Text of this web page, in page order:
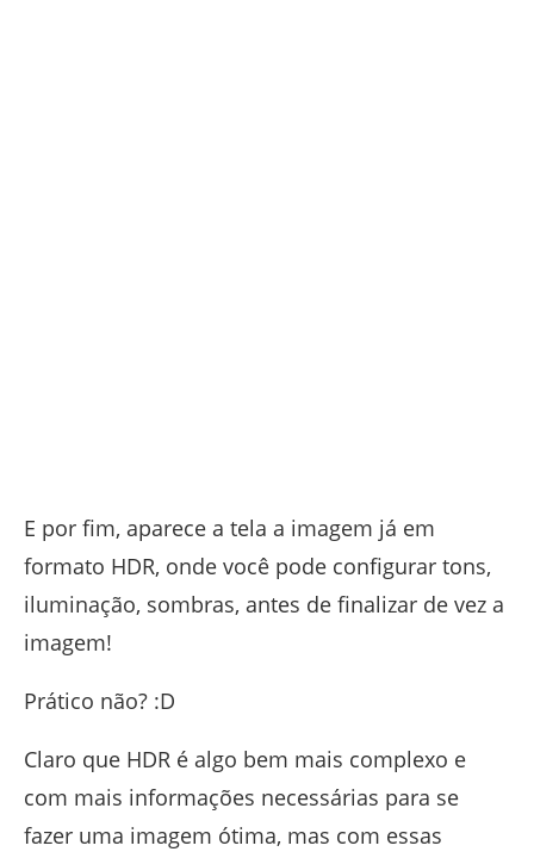
E por fim, aparece a tela a imagem já em
formato HDR, onde você pode configurar tons,
iluminação, sombras, antes de finalizar de vez a
imagem!
Prático não? :D
Claro que HDR é algo bem mais complexo e
com mais informações necessárias para se
fazer uma imagem ótima, mas com essas